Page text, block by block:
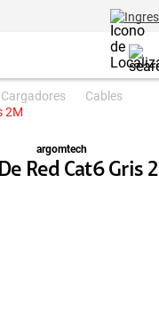
cargadores
cables
2M
argomtech
Red Cat6 Gris